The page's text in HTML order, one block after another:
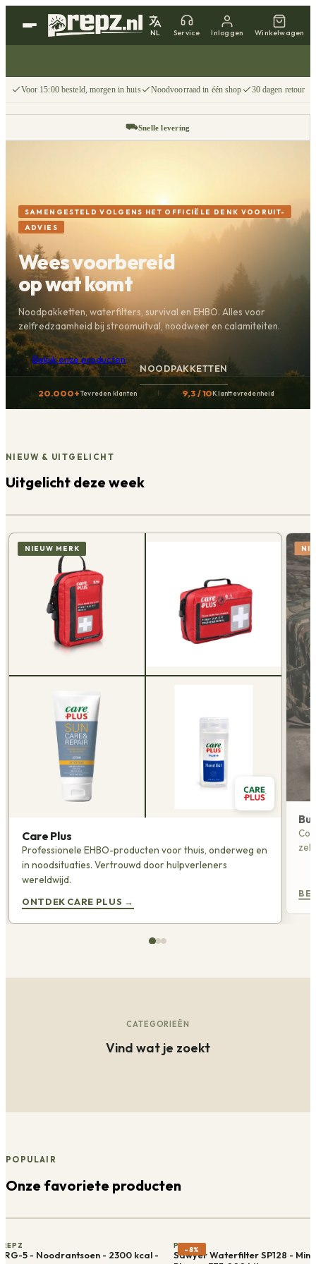
NL Service Inloggen Winkelwagen
Voor 15:00 besteld, morgen in huis Noodvoorraad in één shop 30 dagen retour
⛟Snelle levering
SAMENGESTELD VOLGENS HET OFFICIËLE DENK VOORUIT-
ADVIES
Wees voorbereid
op wat komt
Noodpakketten, waterfilters, survival en EHBO. Alles voor
zelfredzaamheid bij stroomuitval, noodweer en calamiteiten.
Bekijk onze producten
NOODPAKKETTEN
20.000+Tevreden klanten 9,3 / 10Klanttevredenheid
NIEUW & UITGELICHT
Uitgelicht deze week
NIEUW MERK
Care Plus
Professionele EHBO-producten voor thuis, onderweg en
in noodsituaties. Vertrouwd door hulpverleners
wereldwijd.
ONTDEK CARE PLUS →
CATEGORIEËN
Vind wat je zoekt
POPULAIR
Onze favoriete producten
5 - Noodrantsoen - 2300 kcal -
-8%
PREPZ
Sawyer Waterfilter SP128 - Mini